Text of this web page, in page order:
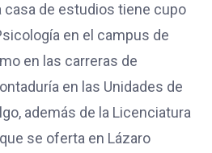
casa de estudios tiene cupo
en el campus de
en las carreras de
en las Unidades de
además de la Licenciatura
se oferta en Lázaro